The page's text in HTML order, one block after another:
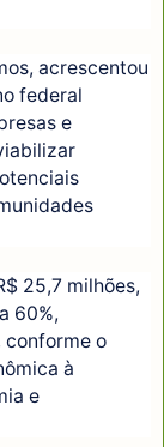
acrescentou
federal
e
25,7 milhões,
60%,
conforme o
à
e